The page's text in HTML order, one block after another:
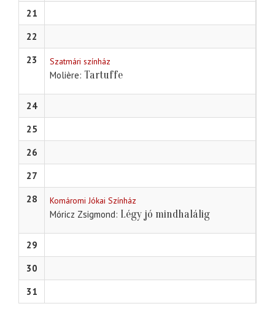
21
22
23
Szatmári színház
Molière Tartuffe
24
25
26
27
28
Komáromi Jókai Színház
Móricz Zsigmond Légy jó mindhalálig
29
30
31